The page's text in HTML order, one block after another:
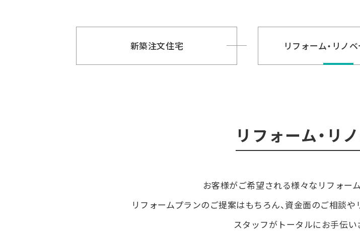
新築注文住宅 リフォーム・ リノ
リフォーム・リ
お客様がご希望される様々なリフォー
リフォームプランのご提案はもちろん、 資金面のご相談や
スタッフがトータルにお手伝い